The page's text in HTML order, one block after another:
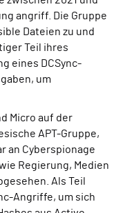
angriff. Die Gruppe
Dateien zu und
Teil ihres
eines DCSync-
um
Micro auf der
APT-Gruppe,
an Cyberspionage
Regierung, Medien
Als Teil
Angriffe, um sich